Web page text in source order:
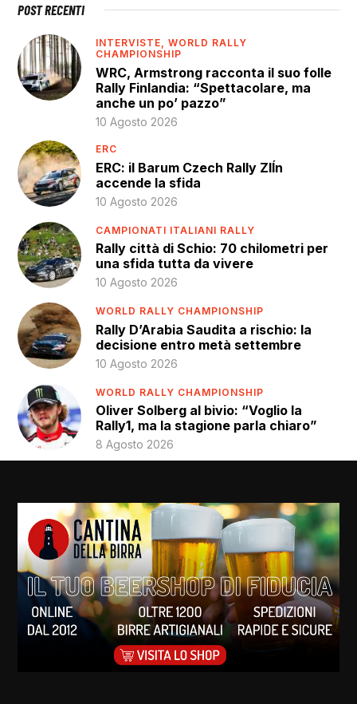
POST RECENTI
INTERVISTE,WORLD RALLY
CHAMPIONSHIP
WRC, Armstrong racconta il suo folle
Rally Finlandia: “Spettacolare, ma
anche un po’ pazzo”
10 Agosto 2026
ERC
ERC: il Barum Czech Rally ZlÍn
accende la sfida
10 Agosto 2026
CAMPIONATI ITALIANI RALLY
Rally città di Schio: 70 chilometri per
una sfida tutta da vivere
10 Agosto 2026
WORLD RALLY CHAMPIONSHIP
Rally D’Arabia Saudita a rischio: la
decisione entro metà settembre
10 Agosto 2026
WORLD RALLY CHAMPIONSHIP
Oliver Solberg al bivio: “Voglio la
Rally1, ma la stagione parla chiaro”
8 Agosto 2026